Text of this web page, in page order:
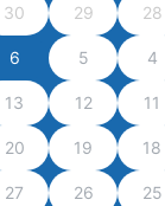
28
29
30
4
5
6
11
12
13
18
19
20
25
26
27